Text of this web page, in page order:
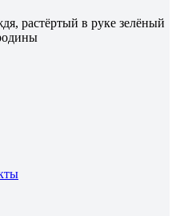
растёртый в руке зелёный